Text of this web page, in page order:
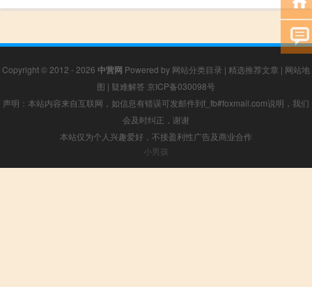
Copyright © 2012 - 2026 中营网 Powered by 网站分类目录 | 精选推荐文章 | 网站地
图 | 疑难解答 京ICP备030098号
声明：本站内容来自互联网，如信息有错误可发邮件到f_fb#foxmail.com说明，我们
会及时纠正，谢谢
本站仅为个人兴趣爱好，不接盈利性广告及商业合作
小男孩